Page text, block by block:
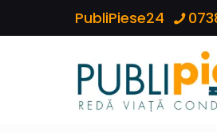
PubliPiese24